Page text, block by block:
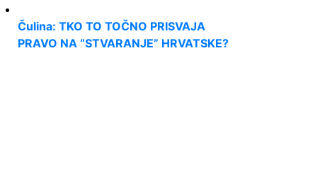
Čulina: TKO TO TOČNO PRISVAJA
PRAVO NA “STVARANJE” HRVATSKE?